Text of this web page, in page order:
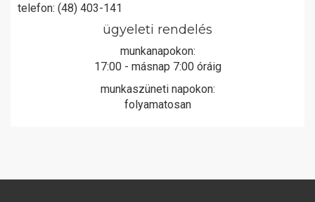
telefon: (48) 403-141
ügyeleti rendelés
munkanapokon:
17:00 - másnap 7:00 óráig
munkaszüneti napokon:
folyamatosan